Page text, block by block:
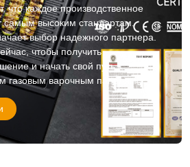
что каждое производственное
самым высоким стандартам.
выбор надежного партнера.
чтобы получить
и начать свой путь к
газовым варочным панелям!